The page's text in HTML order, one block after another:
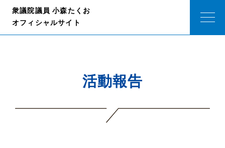
衆議院議員 小森たくお
オフィシャルサイト
活動報告